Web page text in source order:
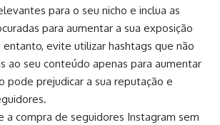
para o seu nicho e inclua as
para aumentar a sua exposição
entanto, evite utilizar hashtags que não
ao seu conteúdo apenas para aumentar
pode prejudicar a sua reputação e
a compra de seguidores Instagram sem